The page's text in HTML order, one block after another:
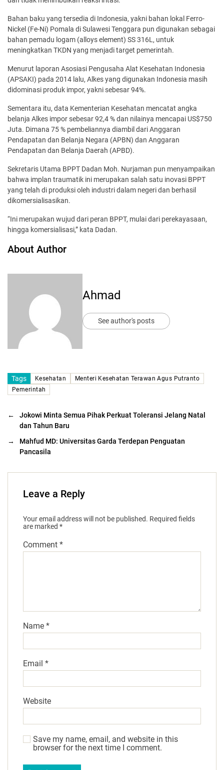
Bahan baku yang tersedia di Indonesia, yakni bahan lokal Ferro-
Nickel (Fe-Ni) Pomala di Sulawesi Tenggara pun digunakan sebagai
bahan pemadu logam (alloys element) SS 316L, untuk
meningkatkan TKDN yang menjadi target pemerintah.
Menurut laporan Asosiasi Pengusaha Alat Kesehatan Indonesia
(APSAKI) pada 2014 lalu, Alkes yang digunakan Indonesia masih
didominasi produk impor, yakni sebesar 94%.
Sementara itu, data Kementerian Kesehatan mencatat angka
belanja Alkes impor sebesar 92,4 % dan nilainya mencapai US$750
Juta. Dimana 75 % pembeliannya diambil dari Anggaran
Pendapatan dan Belanja Negara (APBN) dan Anggaran
Pendapatan dan Belanja Daerah (APBD).
Sekretaris Utama BPPT Dadan Moh. Nurjaman pun menyampaikan
bahwa implan traumatik ini merupakan salah satu inovasi BPPT
yang telah di produksi oleh industri dalam negeri dan berhasil
dikomersialisasikan.
“Ini merupakan wujud dari peran BPPT, mulai dari perekayasaan,
hingga komersialisasi,” kata Dadan.
About Author
Ahmad
See author's posts
Tags Kesehatan
Menteri Kesehatan Terawan Agus Putranto
Pemerintah
←
Jokowi Minta Semua Pihak Perkuat Toleransi Jelang Natal
dan Tahun Baru
→
Mahfud MD: Universitas Garda Terdepan Penguatan
Pancasila
Leave a Reply
Your email address will not be published. Required fields
are marked *
Comment *
Name *
Email *
Website
Save my name, email, and website in this
browser for the next time I comment.